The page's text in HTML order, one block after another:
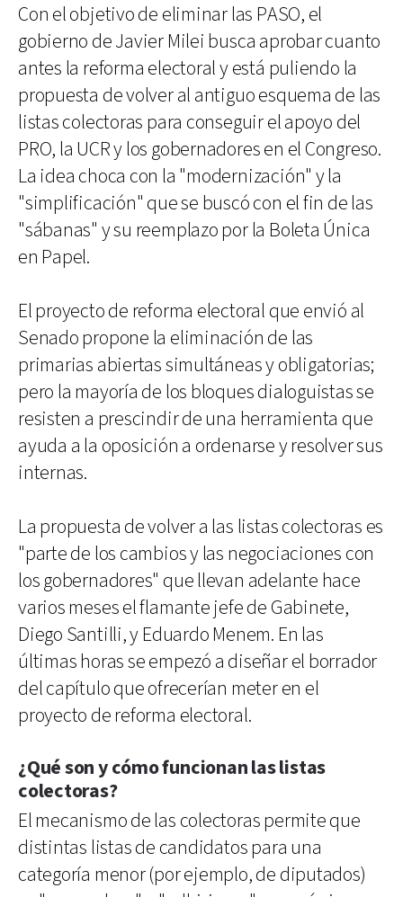
Con el objetivo de eliminar las PASO, el
gobierno de Javier Milei busca aprobar cuanto
antes la reforma electoral y está puliendo la
propuesta de volver al antiguo esquema de las
listas colectoras para conseguir el apoyo del
PRO, la UCR y los gobernadores en el Congreso.
La idea choca con la "modernización" y la
"simplificación" que se buscó con el fin de las
"sábanas" y su reemplazo por la Boleta Única
en Papel.
El proyecto de reforma electoral que envió al
Senado propone la eliminación de las
primarias abiertas simultáneas y obligatorias;
pero la mayoría de los bloques dialoguistas se
resisten a prescindir de una herramienta que
ayuda a la oposición a ordenarse y resolver sus
internas.
La propuesta de volver a las listas colectoras es
"parte de los cambios y las negociaciones con
los gobernadores" que llevan adelante hace
varios meses el flamante jefe de Gabinete,
Diego Santilli, y Eduardo Menem. En las
últimas horas se empezó a diseñar el borrador
del capítulo que ofrecerían meter en el
proyecto de reforma electoral.
¿Qué son y cómo funcionan las listas
colectoras?
El mecanismo de las colectoras permite que
distintas listas de candidatos para una
categoría menor (por ejemplo, de diputados)